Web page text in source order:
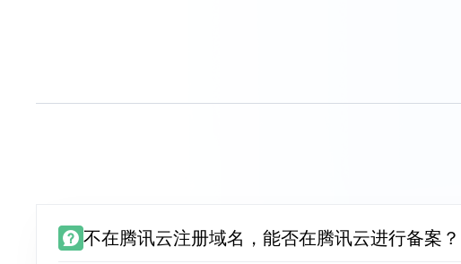
不在腾讯云注册域名，能否在腾讯云进行备案？